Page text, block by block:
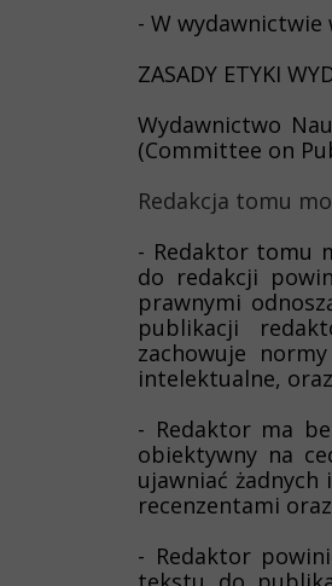
- W
ZASADY ETYKI
Wydawnictwo
(Committee on
Redakcja tomu
- Redaktor tomu
do redakcji
prawnymi
publikacji
zachowuje
intelektualne,
- Redaktor ma
obiektywny na
ujawniać
recenzentami
- Redaktor